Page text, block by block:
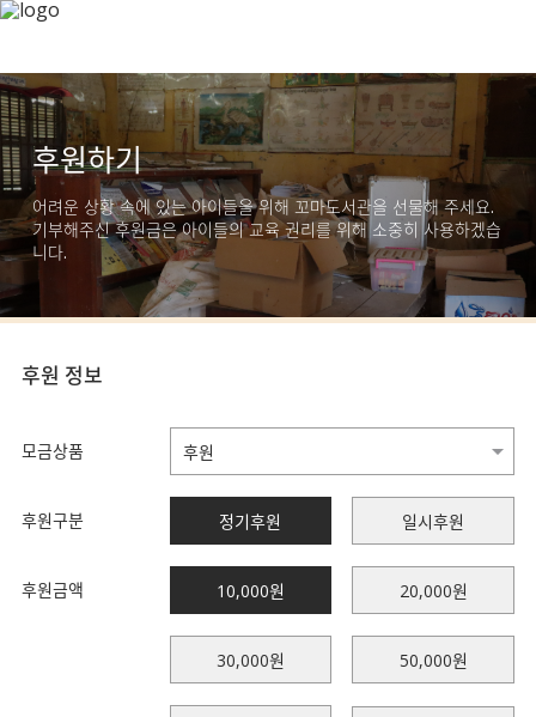
후원하기
어려운 상황 속에 있는 아이들을 위해 꼬마도서관을 선물해 주세요.
기부해주신 후원금은 아이들의 교육 권리를 위해 소중히 사용하겠습
니다.
후원 정보
모금상품
후원구분 정기후원 일시후원
후원금액 10,000원 20,000원
30,000원 50,000원